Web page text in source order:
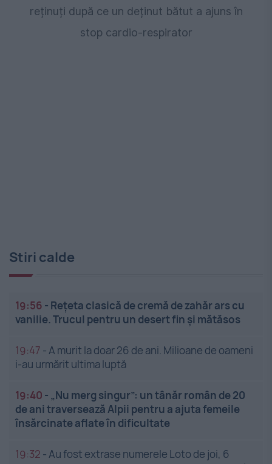
reținuți după ce un deținut bătut a ajuns în
stop cardio-respirator
Stiri calde
19:56 - Rețeta clasică de cremă de zahăr ars cu
vanilie. Trucul pentru un desert fin și mătăsos
19:47 -A murit la doar 26 de ani. Milioane de oameni
i-au urmărit ultima luptă
19:40 - „Nu merg singur”: un tânăr român de 20
de ani traversează Alpii pentru a ajuta femeile
însărcinate aflate în dificultate
19:32 -Au fost extrase numerele Loto de joi, 6